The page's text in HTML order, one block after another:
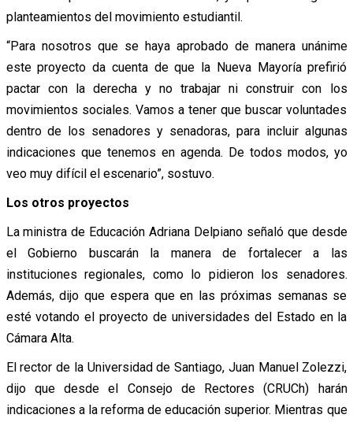
planteamientos del movimiento estudiantil.
“Para nosotros que se haya aprobado de manera unánime
este proyecto da cuenta de que la Nueva Mayoría prefirió
pactar con la derecha y no trabajar ni construir con los
movimientos sociales. Vamos a tener que buscar voluntades
dentro de los senadores y senadoras, para incluir algunas
indicaciones que tenemos en agenda. De todos modos, yo
veo muy difícil el escenario”, sostuvo.
Los otros proyectos
La ministra de Educación Adriana Delpiano señaló que desde
el Gobierno buscarán la manera de fortalecer a las
instituciones regionales, como lo pidieron los senadores.
Además, dijo que espera que en las próximas semanas se
esté votando el proyecto de universidades del Estado en la
Cámara Alta.
El rector de la Universidad de Santiago, Juan Manuel Zolezzi,
dijo que desde el Consejo de Rectores (CRUCh) harán
indicaciones a la reforma de educación superior. Mientras que